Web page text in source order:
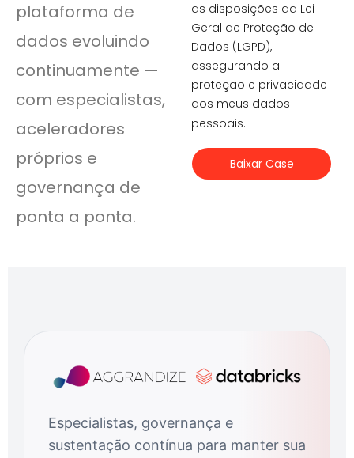
plataforma de
dados evoluindo
continuamente —
com especialistas,
aceleradores
próprios e
governança de
ponta a ponta.
as disposições da Lei
Geral de Proteção de
Dados (LGPD),
assegurando a
proteção e privacidade
dos meus dados
pessoais.
Baixar Case
Especialistas, governança e
sustentação contínua para manter sua